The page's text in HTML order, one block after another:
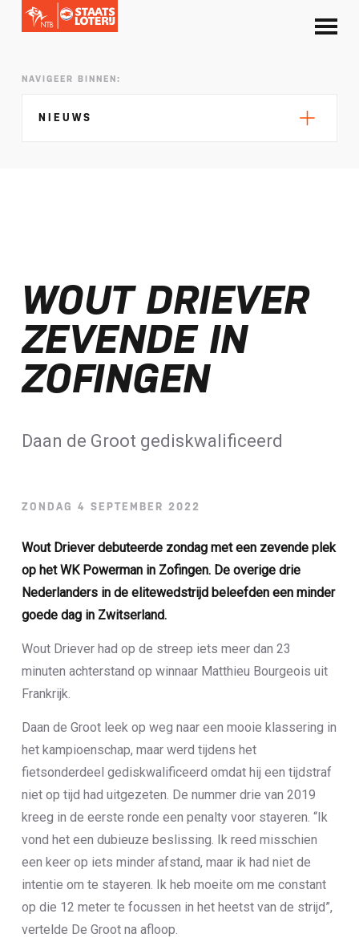
NAVIGEER BINNEN:
NIEUWS
Selectie EK lange afstand Almere bekend
Kalenders T50 en T100 World Championship
Tour 2027 bekend
NTB ontvangt bijdrage van Nederlandse
Loterij​
WOUT DRIEVER
ZEVENDE IN
ZOFINGEN
Daan de Groot gediskwalificeerd
ZONDAG 4 SEPTEMBER 2022
Wout Driever debuteerde zondag met een zevende plek
op het WK Powerman in Zofingen. De overige drie
Nederlanders in de elitewedstrijd beleefden een minder
goede dag in Zwitserland.
Wout Driever had op de streep iets meer dan 23
minuten achterstand op winnaar Matthieu Bourgeois uit
Frankrijk.
Daan de Groot leek op weg naar een mooie klassering in
het kampioenschap, maar werd tijdens het
fietsonderdeel gediskwalificeerd omdat hij een tijdstraf
niet op tijd had uitgezeten. De nummer drie van 2019
kreeg in de eerste ronde een penalty voor stayeren. “Ik
vond het een dubieuze beslissing. Ik reed misschien
een keer op iets minder afstand, maar ik had niet de
intentie om te stayeren. Ik heb moeite om me constant
op die 12 meter te focussen in het heetst van de strijd”,
vertelde De Groot na afloop.